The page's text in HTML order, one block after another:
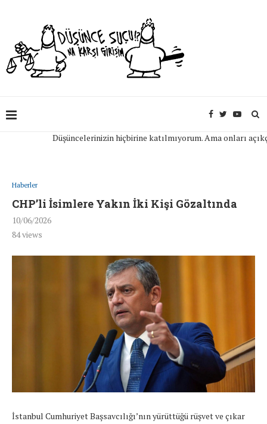
Düşüncelerinizin hiçbirine katılmıyorum. Ama onları açıkça
Haberler
CHP’li İsimlere Yakın İki Kişi Gözaltında
10/06/2026
84views
İstanbul Cumhuriyet Başsavcılığı’nın yürüttüğü rüşvet ve çıkar